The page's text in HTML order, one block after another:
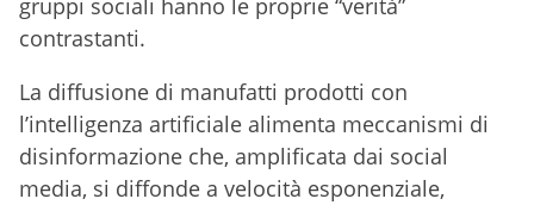
gruppi sociali hanno le proprie “verità”
contrastanti.
La diffusione di manufatti prodotti con
l’intelligenza artificiale alimenta meccanismi di
disinformazione che, amplificata dai social
media, si diffonde a velocità esponenziale,